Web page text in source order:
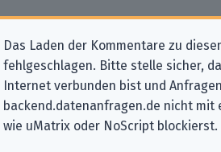
Das Laden der Kommentare zu
fehlgeschlagen. Bitte stelle sicher,
Internet verbunden bist und
backend.datenanfragen.de nicht mit
wie uMatrix oder NoScript blockierst.
Datenschutz-